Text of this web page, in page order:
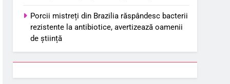
Porcii mistreți din Brazilia răspândesc bacterii
rezistente la antibiotice, avertizează oamenii
de știință